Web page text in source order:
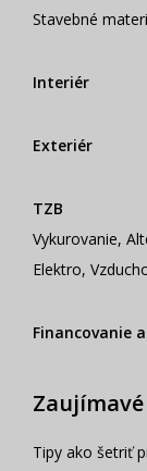
Stavebné
Interiér
Exteriér
TZB
Vykurovanie,
Elektro,
Financovanie
Tipy ako šetriť